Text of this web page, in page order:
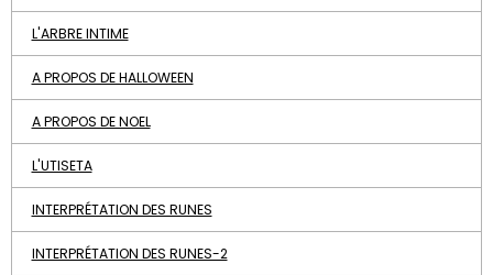
L'ARBRE INTIME
A PROPOS DE HALLOWEEN
A PROPOS DE NOEL
L'UTISETA
INTERPRÉTATION DES RUNES
INTERPRÉTATION DES RUNES-2